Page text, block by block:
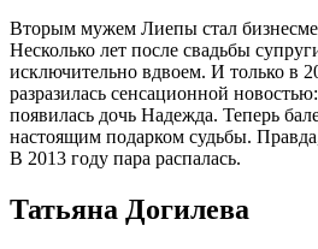
Вторым мужем Лиепы стал
Несколько лет после свадьбы
исключительно вдвоем. И только в
разразилась сенсационной
появилась дочь Надежда. Теперь
настоящим подарком судьбы.
В 2013 году пара распалась.
Татьяна Догилева